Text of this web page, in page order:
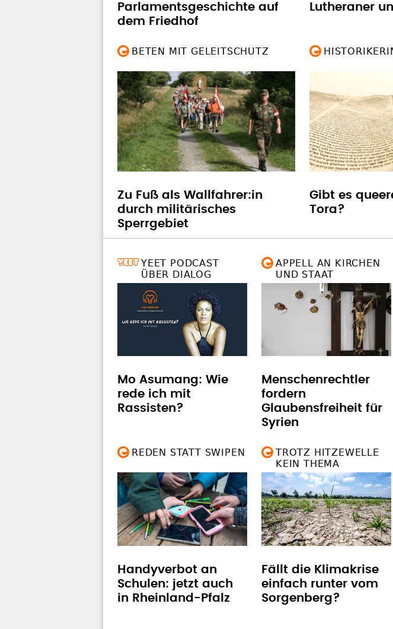
Parlamentsgeschichte auf
dem Friedhof
Lutheraner
BETEN MIT GELEITSCHUTZ
Zu Fuß als Wallfahrer:in
durch militärisches
Sperrgebiet
Gibt es
Tora?
YEET PODCAST
ÜBER DIALOG
Mo Asumang: Wie
rede ich mit
Rassisten?
APPELL AN KIRCHEN
UND STAAT
Menschenrechtler
fordern
Glaubensfreiheit für
Syrien
REDEN STATT SWIPEN
Handyverbot an
Schulen: jetzt auch
in Rheinland-Pfalz
TROTZ HITZEWELLE
KEIN THEMA
Fällt die Klimakrise
einfach runter vom
Sorgenberg?